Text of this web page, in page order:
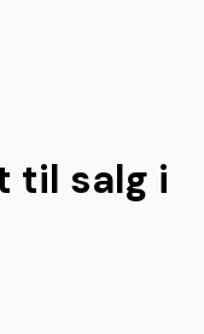
til salg i